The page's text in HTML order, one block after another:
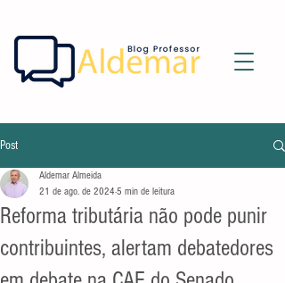
Post
Reforma tributária não pode punir
contribuintes, alertam debatedores
Aldemar Almeida
21 de ago. de 2024 5 min de leitura